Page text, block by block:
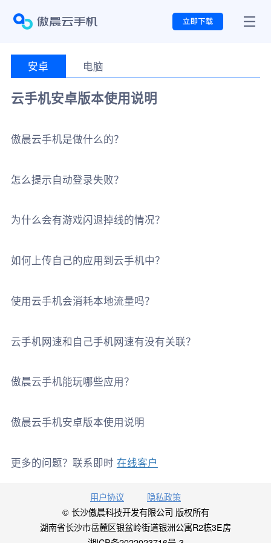
首页
资讯中心
安卓 电脑
云手机安卓版本使用说明
傲晨云手机是做什么的？
怎么提示自动登录失败？
为什么会有游戏闪退掉线的情况？
如何上传自己的应用到云手机中？
使用云手机会消耗本地流量吗？
云手机网速和自己手机网速有没有关联？
傲晨云手机能玩哪些应用？
傲晨云手机安卓版本使用说明
更多的问题？联系即时 在线客户
用户协议
隐私政策
©️长沙傲晨科技开发有限公司 版权所有
湖南省长沙市岳麓区银盆岭街道银洲公寓R2栋3E房